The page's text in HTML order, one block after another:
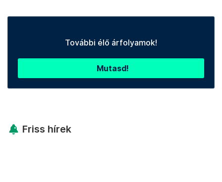
További élő árfolyamok!
Mutasd!
Friss hírek